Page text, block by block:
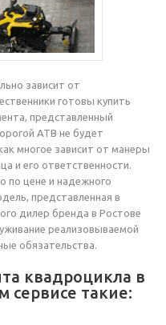
зависит от
готовы купить
представленный
АТВ не будет
многое зависит от манеры
и его ответственности.
по цене и надежного
представленная в
дилер бренда в Ростове
реализовываемой
обязательства.
квадроцикла в
сервисе такие: